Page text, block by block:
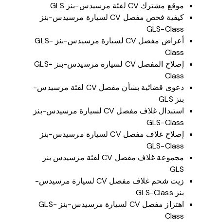
موقع مشترك CV لفئة مرسيدس-بنز GLS
كيفية فحص مفصل CV لسيارة مرسيدس-بنز
GLS-Class
أعراض مفصل CV لسيارة مرسيدس-بنز GLS-
Class
إصلاح المفصل CV لسيارة مرسيدس-بنز GLS-
Class
دعوى قضائية بشأن مفصل CV لفئة مرسيدس-
بنز GLS
استبدال غلاف مفصل CV لسيارة مرسيدس-بنز
GLS-Class
إصلاح غلاف مفصل CV لسيارة مرسيدس-بنز
GLS-Class
مجموعة غلاف مفصل CV لفئة مرسيدس بنز
GLS
زيت شحم غلاف مفصل CV لسيارة مرسيدس-
بنز GLS-Class
اهتزاز مفصل CV لسيارة مرسيدس-بنز GLS-
Class